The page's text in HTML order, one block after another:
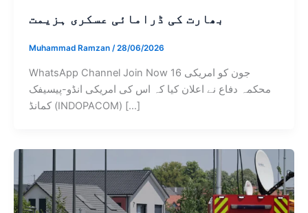
بھارت کی ڈرامائی عسکری ہزیمت
Muhammad Ramzan /28/06/2026
WhatsApp Channel Join Now 16 جون کو امریکی
محکمہ دفاع نے اعلان کیا کہ اس کی امریکی انڈو-پیسیفک
کمانڈ (INDOPACOM) […]